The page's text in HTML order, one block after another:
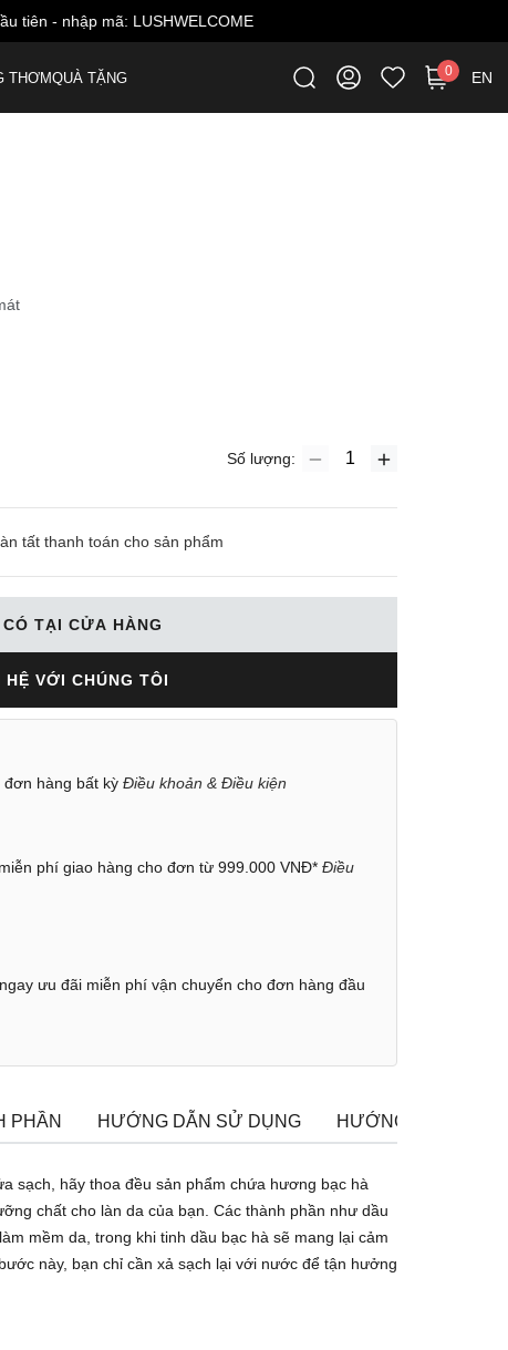
THƠMQUÀ TẶNG 0 EN
Số lượng:
tất thanh toán cho sản phẩm
TẠI CỬA HÀNG
HỆ VỚI CHÚNG TÔI
hàng bất kỳ Điều khoản & Điều kiện
miễn phí giao hàng cho đơn từ 999.000 VNĐ* Điều
ưu đãi miễn phí vận chuyển cho đơn hàng đầu
PHẦN HƯỚNG DẪN SỬ DỤNG HƯỚNG DẪN BẢO
sạch, hãy thoa đều sản phẩm chứa hương bạc hà
chất cho làn da của bạn. Các thành phần như dầu
mềm da, trong khi tinh dầu bạc hà sẽ mang lại cảm
này, bạn chỉ cần xả sạch lại với nước để tận hưởng